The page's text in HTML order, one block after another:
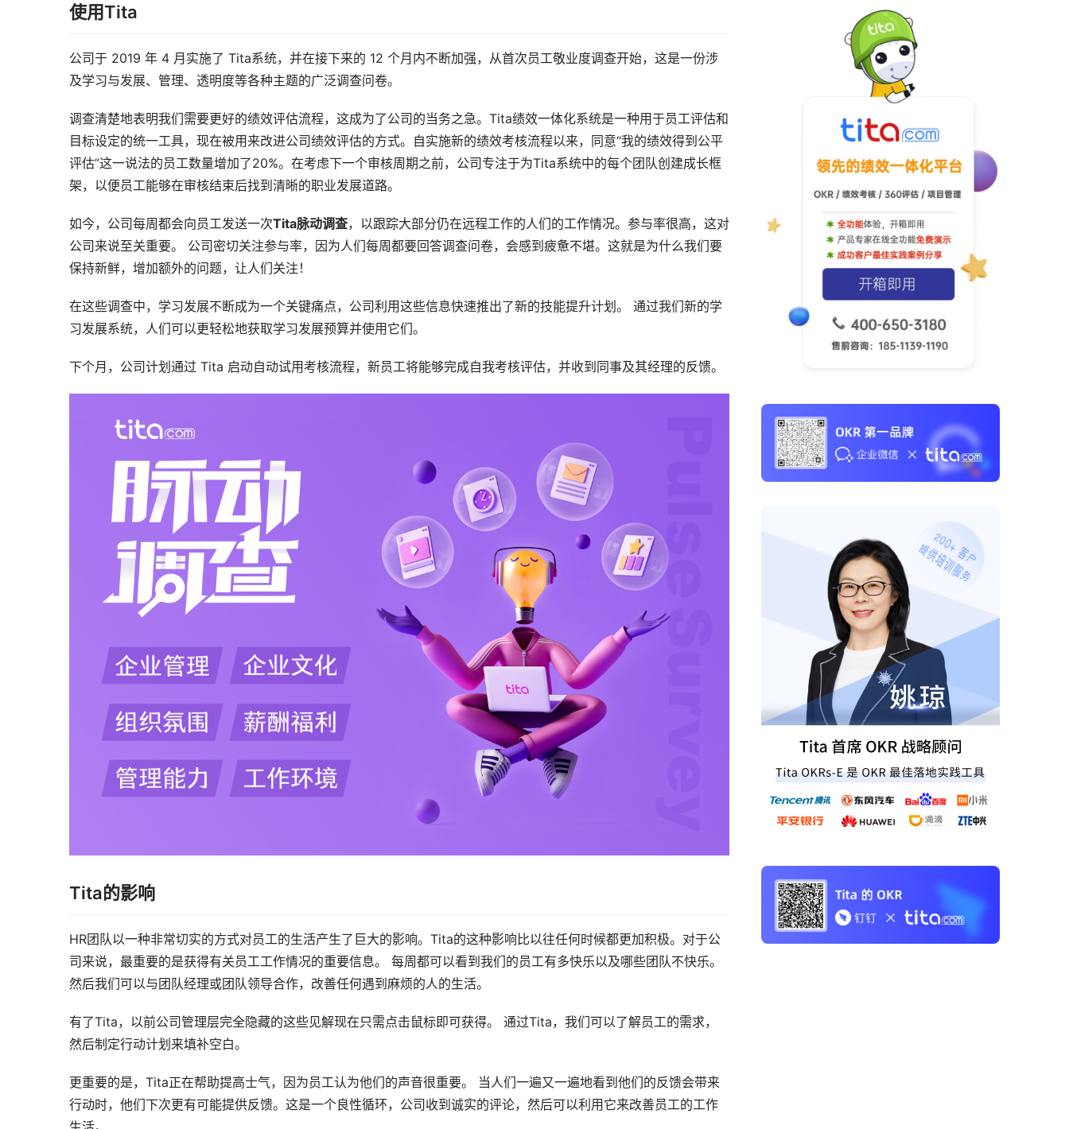
使用Tita
公司于 2019 年 4 月实施了 Tita系统，并在接下来的 12 个月内不断加强，从首次员工敬业度调查开始，这是一份涉
及学习与发展、管理、透明度等各种主题的广泛调查问卷。
调查清楚地表明我们需要更好的绩效评估流程，这成为了公司的当务之急。Tita绩效一体化系统是一种用于员工评估和
目标设定的统一工具，现在被用来改进公司绩效评估的方式。自实施新的绩效考核流程以来，同意“我的绩效得到公平
评估”这一说法的员工数量增加了20%。在考虑下一个审核周期之前，公司专注于为Tita系统中的每个团队创建成长框
架，以便员工能够在审核结束后找到清晰的职业发展道路。
如今，公司每周都会向员工发送一次Tita脉动调查，以跟踪大部分仍在远程工作的人们的工作情况。参与率很高，这对
公司来说至关重要。 公司密切关注参与率，因为人们每周都要回答调查问卷，会感到疲惫不堪。这就是为什么我们要
保持新鲜，增加额外的问题，让人们关注！
在这些调查中，学习发展不断成为一个关键痛点，公司利用这些信息快速推出了新的技能提升计划。 通过我们新的学
习发展系统，人们可以更轻松地获取学习发展预算并使用它们。
下个月，公司计划通过 Tita 启动自动试用考核流程，新员工将能够完成自我考核评估，并收到同事及其经理的反馈。
Tita的影响
HR团队以一种非常切实的方式对员工的生活产生了巨大的影响。Tita的这种影响比以往任何时候都更加积极。对于公
司来说，最重要的是获得有关员工工作情况的重要信息。 每周都可以看到我们的员工有多快乐以及哪些团队不快乐。
然后我们可以与团队经理或团队领导合作，改善任何遇到麻烦的人的生活。
有了Tita，以前公司管理层完全隐藏的这些见解现在只需点击鼠标即可获得。 通过Tita，我们可以了解员工的需求，
然后制定行动计划来填补空白。
更重要的是，Tita正在帮助提高士气，因为员工认为他们的声音很重要。 当人们一遍又一遍地看到他们的反馈会带来
行动时，他们下次更有可能提供反馈。这是一个良性循环，公司收到诚实的评论，然后可以利用它来改善员工的工作